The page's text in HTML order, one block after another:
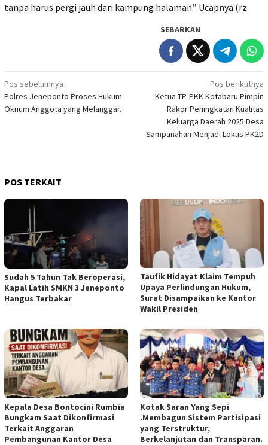
tanpa harus pergi jauh dari kampung halaman.” Ucapnya.(rz
SEBARKAN
Navigasi
pos
Pos sebelumnya
Polres Jeneponto Proses Hukum
Oknum Anggota yang Melanggar.
Pos berikutnya
Ketua TP-PKK Kotabaru Pimpin
Rakor Peningkatan Kualitas
Keluarga Daerah 2025 Desa
Sampanahan Menjadi Lokus PK2D
POS TERKAIT
Sudah 5 Tahun Tak Beroperasi,
Kapal Latih SMKN 3 Jeneponto
Hangus Terbakar
Taufik Hidayat Klaim Tempuh
Upaya Perlindungan Hukum,
Surat Disampaikan ke Kantor
Wakil Presiden
Kepala Desa Bontocini Rumbia
Bungkam Saat Dikonfirmasi
Terkait Anggaran
Pembangunan Kantor Desa
Kotak Saran Yang Sepi
.Membagun Sistem Partisipasi
yang Terstruktur,
Berkelanjutan dan Transparan.